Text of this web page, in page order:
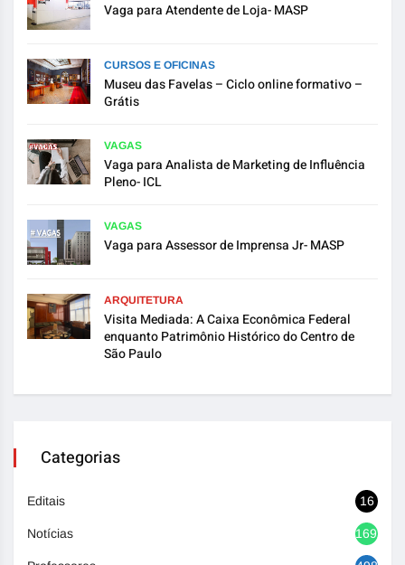
Vaga para Atendente de Loja- MASP
CURSOS E OFICINAS
Museu das Favelas – Ciclo online formativo –
Grátis
VAGAS
Vaga para Analista de Marketing de Influência
Pleno- ICL
VAGAS
Vaga para Assessor de Imprensa Jr- MASP
ARQUITETURA
Visita Mediada: A Caixa Econômica Federal
enquanto Patrimônio Histórico do Centro de
São Paulo
Categorias
Editais 16
Notícias 1692